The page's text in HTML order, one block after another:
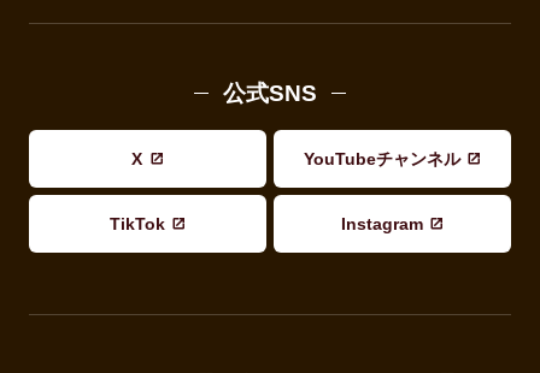
公式SNS
X YouTubeチャンネル
TikTok Instagram